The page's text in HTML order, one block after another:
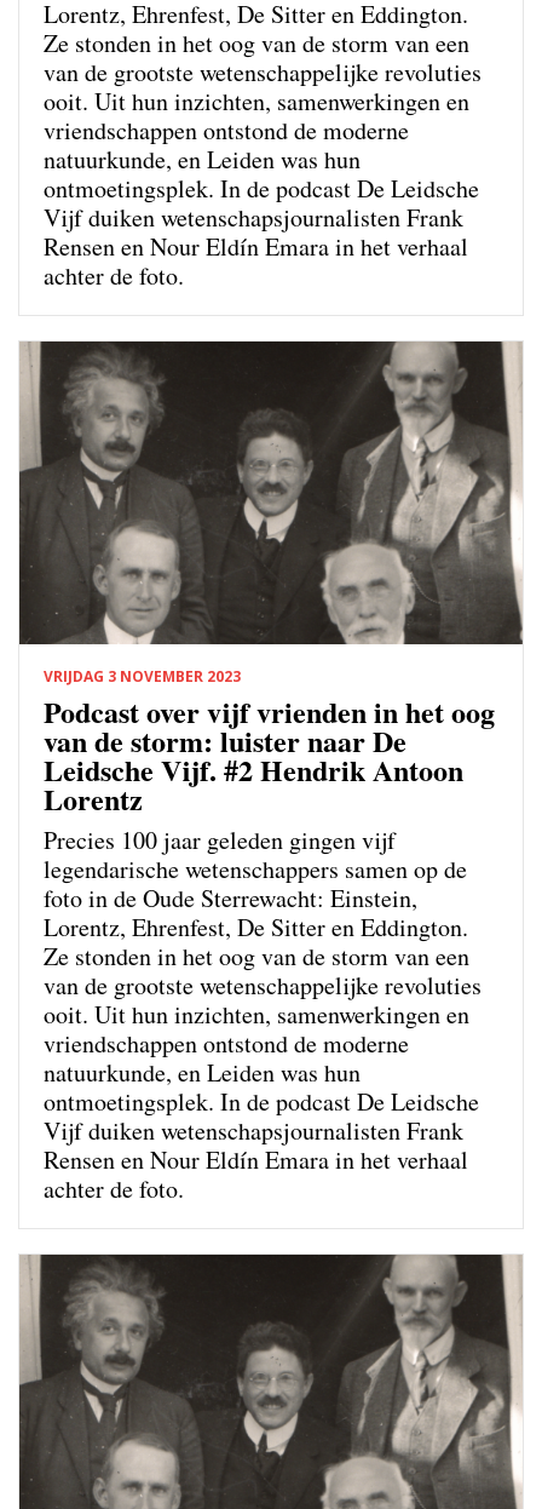
Lorentz, Ehrenfest, De Sitter en Eddington.
Ze stonden in het oog van de storm van een
van de grootste wetenschappelijke revoluties
ooit. Uit hun inzichten, samenwerkingen en
vriendschappen ontstond de moderne
natuurkunde, en Leiden was hun
ontmoetingsplek. In de podcast De Leidsche
Vijf duiken wetenschapsjournalisten Frank
Rensen en Nour Eldín Emara in het verhaal
achter de foto.
VRIJDAG 3 NOVEMBER 2023
Podcast over vijf vrienden in het oog
van de storm: luister naar De
Leidsche Vijf. #2 Hendrik Antoon
Lorentz
Precies 100 jaar geleden gingen vijf
legendarische wetenschappers samen op de
foto in de Oude Sterrewacht: Einstein,
Lorentz, Ehrenfest, De Sitter en Eddington.
Ze stonden in het oog van de storm van een
van de grootste wetenschappelijke revoluties
ooit. Uit hun inzichten, samenwerkingen en
vriendschappen ontstond de moderne
natuurkunde, en Leiden was hun
ontmoetingsplek. In de podcast De Leidsche
Vijf duiken wetenschapsjournalisten Frank
Rensen en Nour Eldín Emara in het verhaal
achter de foto.